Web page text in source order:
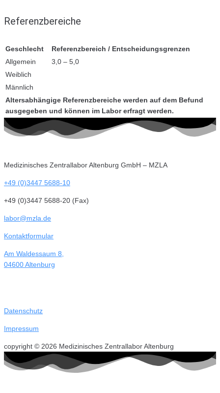
Referenzbereiche
Geschlecht Referenzbereich / Entscheidungsgrenzen
Altersabhängige Referenzbereiche werden auf dem Befund
ausgegeben und können im Labor erfragt werden.
Allgemein
3,0 – 5,0
Weiblich
Männlich
Medizinisches Zentrallabor Altenburg GmbH – MZLA
+49 (0)3447 5688-10
+49 (0)3447 5688-20 (Fax)
labor@mzla.de
Kontaktformular
Am Waldessaum 8,
04600 Altenburg
Datenschutz
Impressum
copyright © 2026 Medizinisches Zentrallabor Altenburg